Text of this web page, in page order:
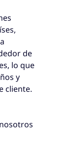
de
lo que
y
cliente.